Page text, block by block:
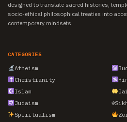
designed to translate sacred histories,
socio-ethical philosophical treaties into
contemporary mindsets.
CATEGORIES
Atheism
Christianity
Islam
Judaism
☬
Spiritualism